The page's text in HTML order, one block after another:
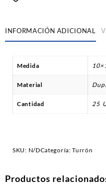
INFORMACIÓN ADICIONAL
Medida
Material
Cantidad 25
SKU: N/DCategoría:Turrón
Productos